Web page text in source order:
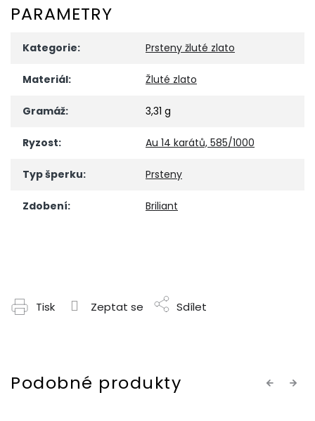
PARAMETRY
Kategorie: Prsteny žluté zlato
Materiál: Žluté zlato
Gramáž: 3,31 g
Ryzost: Au 14 karátů, 585/1000
Typ šperku: Prsteny
Zdobení: Briliant
Tisk Zeptat se Sdílet
Previous
Next